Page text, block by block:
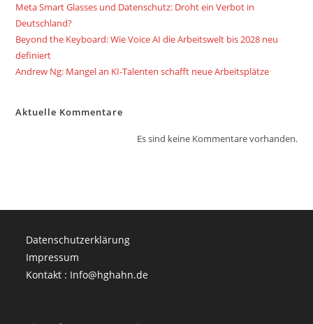
Meta Smart Glasses und Datenschutz: Droht ein Verbot in
Deutschland?
Beyond the Keyboard: Wie Voice AI die Arbeitswelt bis 2028 neu
definiert
Andrew Ng: Mangel an KI-Talenten schafft neue Arbeitsplätze
Aktuelle Kommentare
Es sind keine Kommentare vorhanden.
Datenschutzerklärung
Impressum
Kontakt : Info@hghahn.de